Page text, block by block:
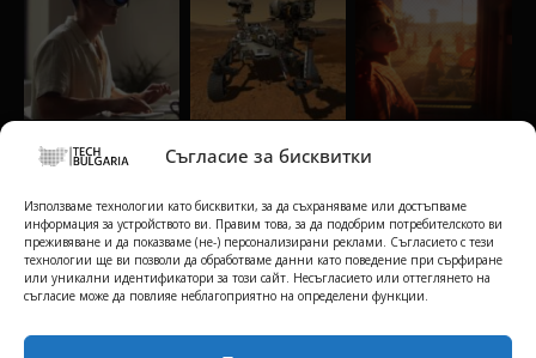
Съгласие за бисквитки
Използваме технологии като бисквитки, за да съхраняваме или достъпваме
информация за устройството ви. Правим това, за да подобрим потребителското ви
преживяване и да показваме (не-) персонализирани реклами. Съгласието с тези
технологии ще ви позволи да обработваме данни като поведение при сърфиране
или уникални идентификатори за този сайт. Несъгласието или оттеглянето на
съгласие може да повлияе неблагоприятно на определени функции.